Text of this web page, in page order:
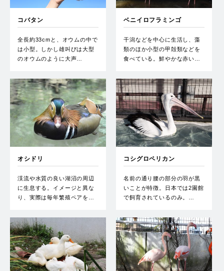
コバタン
全長約33cmと、オウムの中で
は小型。しかし雄叫びは大型
のオウムのように大声…
ベニイロフラミンゴ
干潟などを中心に生活し、藻
類のほか小型の甲殻類などを
食べている。鮮やかな赤い…
オシドリ
渓流や水質の良い湖沼の周辺
に生息する。イメージと異な
り、実際は毎年繁殖ペアを…
コシグロペリカン
名前の通り腰の部分の羽が黒
いことが特徴。日本では2園館
で飼育されているのみ。…